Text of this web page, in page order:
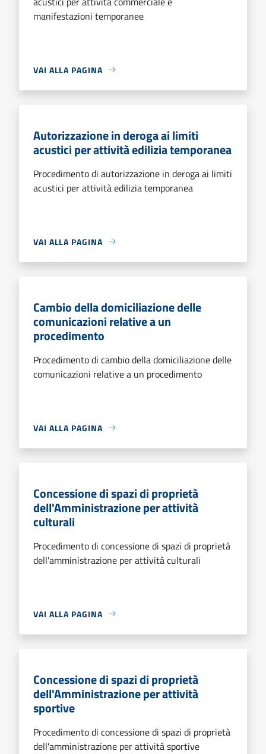
manifestazioni temporanee
VAI ALLA PAGINA
Autorizzazione in deroga ai limiti
acustici per attività edilizia temporanea
Procedimento di autorizzazione in deroga ai limiti
acustici per attività edilizia temporanea
VAI ALLA PAGINA
Cambio della domiciliazione delle
comunicazioni relative a un
procedimento
Procedimento di cambio della domiciliazione delle
comunicazioni relative a un procedimento
VAI ALLA PAGINA
Concessione di spazi di proprietà
dell'Amministrazione per attività
culturali
Procedimento di concessione di spazi di proprietà
dell'amministrazione per attività culturali
VAI ALLA PAGINA
Concessione di spazi di proprietà
dell'Amministrazione per attività
sportive
Procedimento di concessione di spazi di proprietà
dell'amministrazione per attività sportive